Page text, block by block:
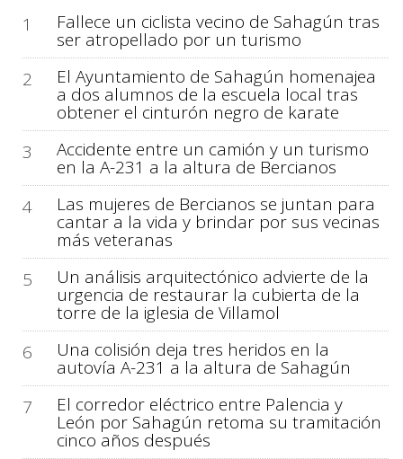
1 Fallece un ciclista vecino de Sahagún tras
ser atropellado por un turismo
2
El Ayuntamiento de Sahagún homenajea
a dos alumnos de la escuela local tras
obtener el cinturón negro de karate
3
Accidente entre un camión y un turismo
en la A-231 a la altura de Bercianos
4
Las mujeres de Bercianos se juntan para
cantar a la vida y brindar por sus vecinas
más veteranas
5
Un análisis arquitectónico advierte de la
urgencia de restaurar la cubierta de la
torre de la iglesia de Villamol
6
Una colisión deja tres heridos en la
autovía A-231 a la altura de Sahagún
7
El corredor eléctrico entre Palencia y
León por Sahagún retoma su tramitación
cinco años después